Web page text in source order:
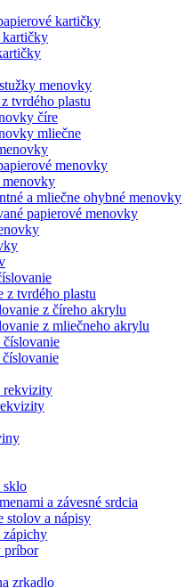
kartičky
kartičky
menovky
tvrdého plastu
číre
mliečne
menovky
a mliečne ohybné menovky
papierové menovky
z tvrdého plastu
z číreho akrylu
z mliečneho akrylu
číslovanie
rekvizity
sklo
a závesné srdcia
stolov a nápisy
zápichy
príbor
zrkadlo